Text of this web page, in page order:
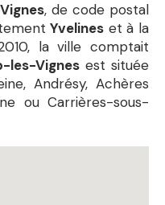
, de code postal
Yvelines et à la
la ville comptait
les-Vignes est située
Andrésy, Achères
ou Carrières-sous-